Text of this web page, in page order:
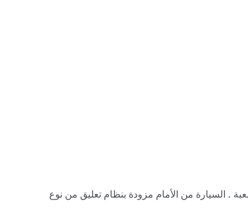
. السيارة من الأمام مزودة بنظام تعليق من نوع